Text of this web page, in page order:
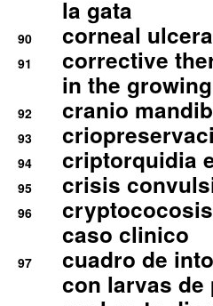
la gata
90 corneal
91
corrective
in the
92 cranio
93
94 criptorquidia
95 crisis
96
caso clinico
97
cuadro de
con larvas